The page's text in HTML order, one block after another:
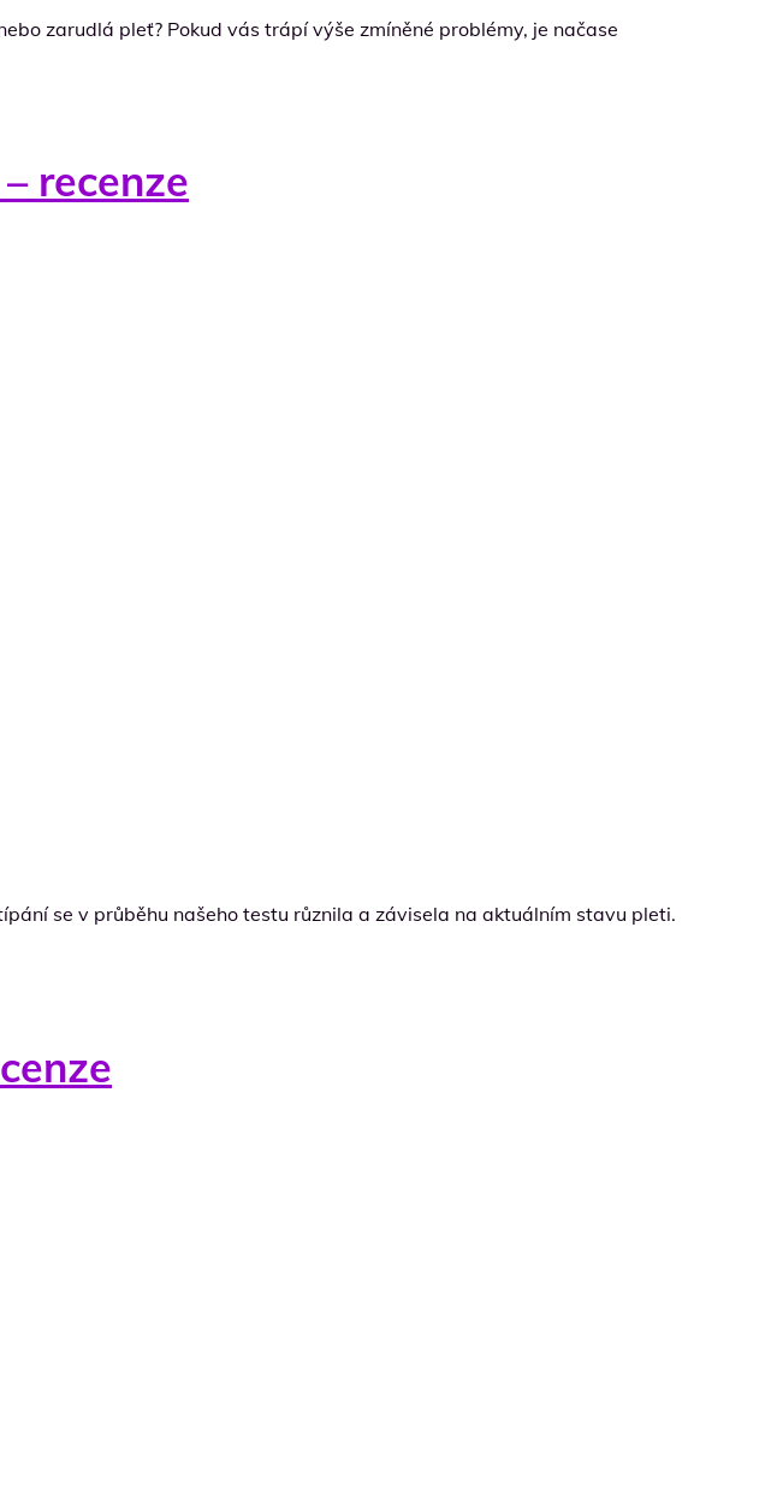
zarudlá pleť? Pokud vás trápí výše zmíněné problémy, je načase
recenze
se v průběhu našeho testu různila a závisela na aktuálním stavu pleti.